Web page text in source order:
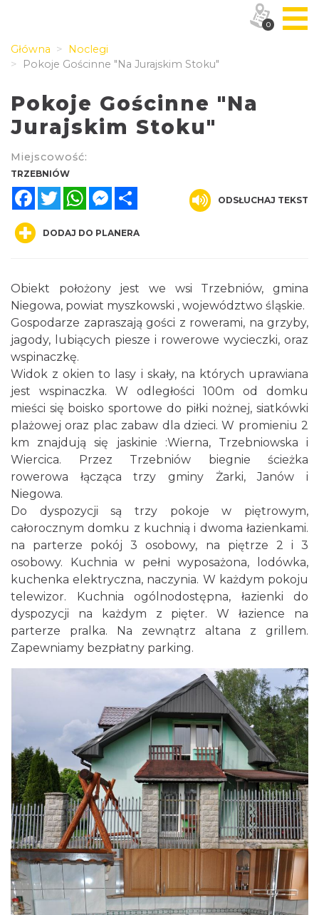
Główna
Noclegi
Pokoje Gościnne "Na Jurajskim Stoku"
Pokoje Gościnne "Na
Jurajskim Stoku"
Miejscowość:
TRZEBNIÓW
FacebookTwitterWhatsAppMessenger
ODSŁUCHAJ TEKST
DODAJ DO PLANERA
Obiekt położony jest we wsi Trzebniów, gmina
Niegowa, powiat myszkowski , województwo śląskie.
Gospodarze zapraszają gości z rowerami, na grzyby,
jagody, lubiących piesze i rowerowe wycieczki, oraz
wspinaczkę.
Widok z okien to lasy i skały, na których uprawiana
jest wspinaczka. W odległości 100m od domku
mieści się boisko sportowe do piłki nożnej, siatkówki
plażowej oraz plac zabaw dla dzieci. W promieniu 2
km znajdują się jaskinie :Wierna, Trzebniowska i
Wiercica. Przez Trzebniów biegnie ścieżka
rowerowa łącząca trzy gminy Żarki, Janów i
Niegowa.
Do dyspozycji są trzy pokoje w piętrowym,
całorocznym domku z kuchnią i dwoma łazienkami.
na parterze pokój 3 osobowy, na piętrze 2 i 3
osobowy. Kuchnia w pełni wyposażona, lodówka,
kuchenka elektryczna, naczynia. W każdym pokoju
telewizor. Kuchnia ogólnodostępna, łazienki do
dyspozycji na każdym z pięter. W łazience na
parterze pralka. Na zewnątrz altana z grillem.
Zapewniamy bezpłatny parking.
0